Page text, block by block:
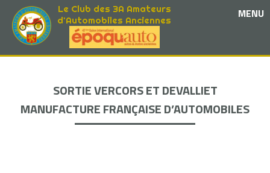
MENU
Le Club des 3A Amateurs
d'Automobiles Anciennes
SORTIE VERCORS ET DEVALLIET
MANUFACTURE FRANÇAISE D’AUTOMOBILES